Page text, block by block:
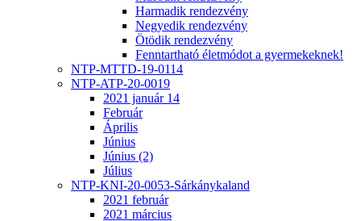
Harmadik rendezvény
Negyedik rendezvény
Ötödik rendezvény
Fenntartható életmódot a gyermekeknek!
NTP-MTTD-19-0114
NTP-ATP-20-0019
2021 január 14
Február
Április
Június
Június (2)
Július
NTP-KNI-20-0053-Sárkánykaland
2021 február
2021 március